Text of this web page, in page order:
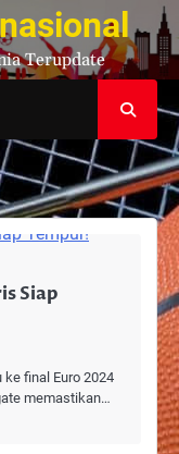
Terupdate
Siap
final Euro 2024
memastikan…